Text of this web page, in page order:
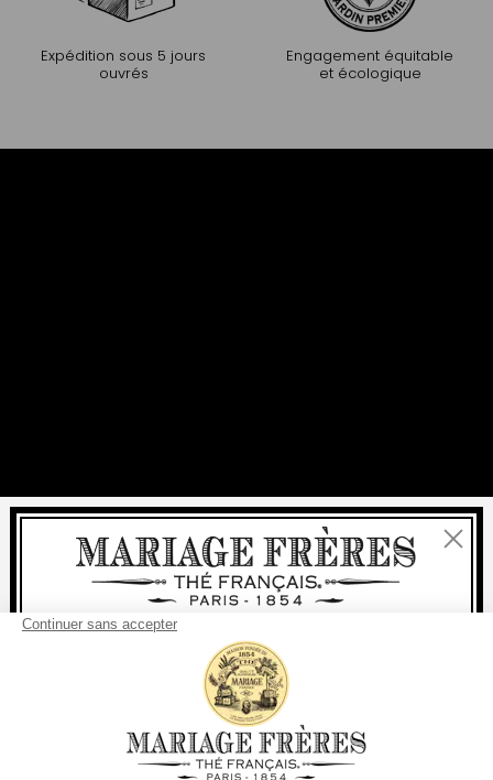
Expédition sous 5 jours
ouvrés
Engagement équitable
et écologique
Fermer
Bienvenue
Pour tout achat, lalivraisonrapide est
à partir de 60 € en France Métropolitaine
à partir de 150 €pour le reste du monde
Votre pays de livraison est défini surEtats-Unis